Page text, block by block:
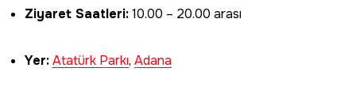
Ziyaret Saatleri:10.00 – 20.00 arası
Yer:Atatürk Parkı, Adana